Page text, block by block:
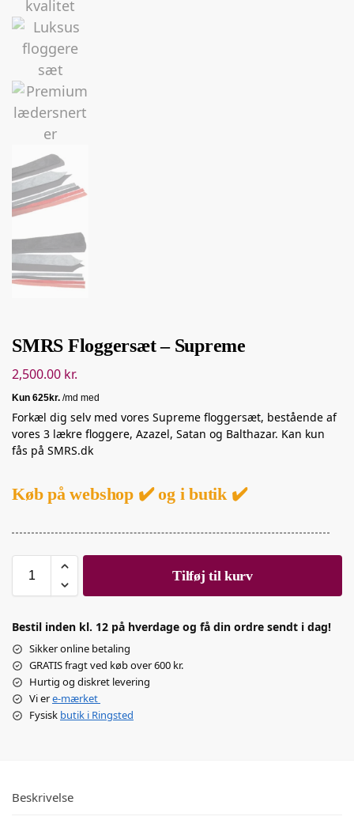
SMRS Floggersæt – Supreme
2,500.00 kr.
Forkæl dig selv med vores Supreme floggersæt, bestående af
vores 3 lækre floggere, Azazel, Satan og Balthazar. Kan kun
fås på SMRS.dk
Køb på webshop ✔️ og i butik ✔️
Tilføj til kurv
Bestil inden kl. 12 på hverdage og få din ordre sendt i dag!
Sikker online betaling
GRATIS fragt ved køb over 600 kr.
Hurtig og diskret levering
Vi ere-mærket
Fysisk butik i Ringsted
Beskrivelse